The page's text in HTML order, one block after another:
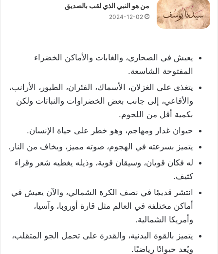
من هو النبي الذي لقب بالصديق
2024-12-02
يعيش في الصحاري، والغابات والأماكن الخضراء
المفتوحة الشاسعة.
يتغذى على الغزلان، الأسماك، الفئران، الطيور، الأرانب،
والأفاعي، إلى جانب بعض الخضراوات والنباتات ولكن
بكمية أقل من اللحوم.
حيوان غدار ومهاجم، وهو خطر على حياة الإنسان.
يتميز بسرعته في الهجوم، صوته مميز، ويخاف من النار.
له فكان قويان، وسيقان قوية، وذيله يغطيه شعر وقراء
كثيف.
انتشر قديمًا في نصف الكرة الشمالي، والآن يعيش في
أماكن مختلفة في العالم مثل قارة أوروبا، وآسيا،
وأمريكا الشمالية.
يتميز بالقوة البدنية، والقدرة على تحمل الجو المتقلب،
ويُعد حيوانًا رياضيًا.